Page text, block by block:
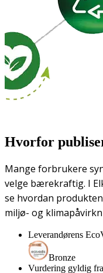
Hvorfor
Mange forbrukere
velge bærekraftig. I
se hvordan
miljø- og
Leverandørens
Bronze
Vurdering gyldig fra